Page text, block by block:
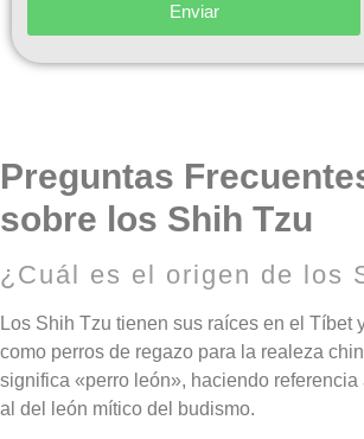
Enviar
Preguntas
sobre los Shih Tzu
¿Cuál es el origen de los
Los Shih Tzu tienen sus raíces en el Tíbet
como perros de regazo para la realeza
significa «perro león», haciendo
al del león mítico del budismo.